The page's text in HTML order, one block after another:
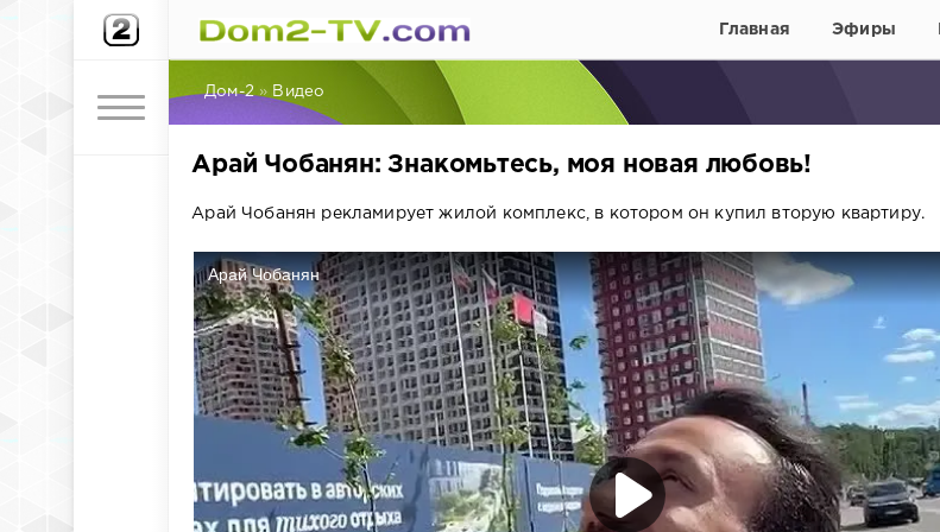
Главная Эфиры
Дом-2 » Видео
Арай Чобанян: Знакомьтесь, моя новая любовь!
Арай Чобанян рекламирует жилой комплекс, в котором он купил вторую квартиру.